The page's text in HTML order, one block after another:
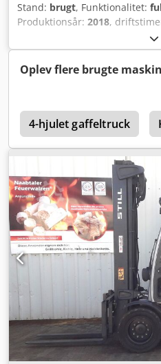
Stand: brugt, Funktionalitet:
Produktionsår: 2018,
4.080 mm
mastetype:teleskopisk,
gaffelbærebredden:1.200 mm
drivtype:
, Elektrisk 4-
tyngdepunkt: 600 ISO-klasse:
kg Masttype: Teleskop Gear:
til brug og fuldt
god Forhjulstype:
Baghjulstype: Superelastik
Batterispænding: 80V
Batteriproducent: HSR
Amasf Batteriets
100% Beskrivelse: Ud over
andre stablestaplere og
blevet inspiceret af et værksted
med FEM4.004. Kontakt os
Du kan også finde os på hsr-
naturligvis også gerne din
ikke køber en stablestapler
til fordelagtige betingelser er
rådgiver dig gerne kompetent
stablestaplere. Sideskifter, 3.
varme, fuld kabine,
Oplev flere brugte
4-hjulet gaffeltruck